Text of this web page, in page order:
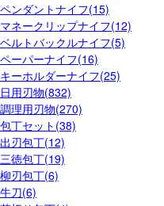
ペンダントナイフ(15)
マネークリップナイフ(12)
ベルトバックルナイフ(5)
ペーパーナイフ(16)
キーホルダーナイフ(25)
日用刃物(832)
調理用刃物(270)
包丁セット(38)
出刃包丁(12)
三徳包丁(19)
柳刃包丁(6)
牛刀(6)